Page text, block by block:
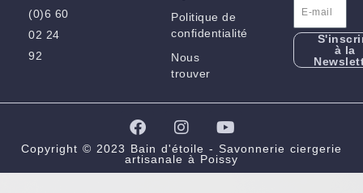
(0)6 60
02 24
92
Politique de
confidentialité
Nous
trouver
à la
F
a
c
e
I
n
s
t
Y
o
u
t
Copyright © 2023 Bain d'étoile - Savonnerie ciergerie
artisanale à Poissy